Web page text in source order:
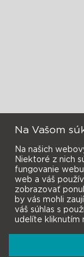
Na Vašom
Na našich
Niektoré z nich
fungovanie
web a váš
zobrazovať
by vás mohli
váš súhlas s
udelíte kliknutím